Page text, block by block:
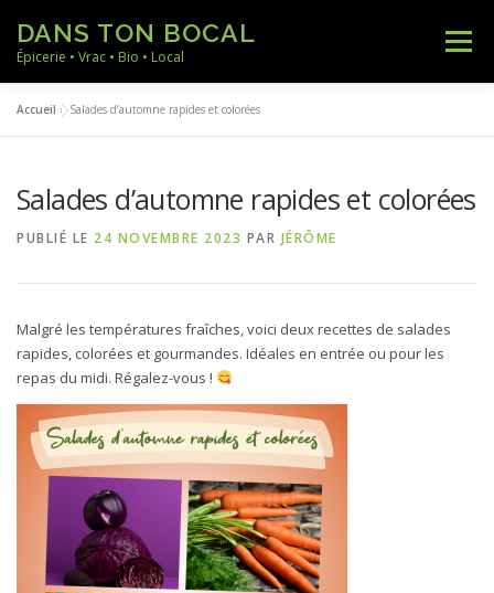
contenu
DANS TON BOCAL
Épicerie • Vrac • Bio • Local
Menu
NOTRE ACTUALITÉ A PROPOS CONTACT
Accueil »Salades d’automne rapides et colorées
Salades d’automne rapides et colorées
PUBLIÉ LE 24 NOVEMBRE 2023 PAR JÉRÔME
Malgré les températures fraîches, voici deux recettes de salades
rapides, colorées et gourmandes. Idéales en entrée ou pour les
repas du midi. Régalez-vous !